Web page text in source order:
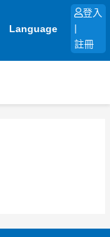
Language
登入
註冊